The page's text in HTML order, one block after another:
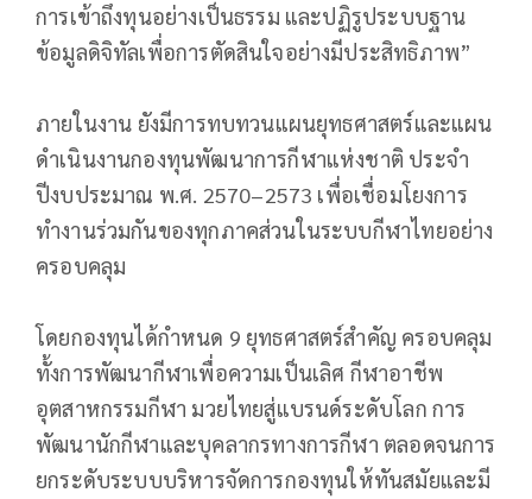
การเข้าถึงทุนอย่างเป็นธรรม และปฏิรูประบบฐาน
ข้อมูลดิจิทัลเพื่อการตัดสินใจอย่างมีประสิทธิภาพ”
ภายในงาน ยังมีการทบทวนแผนยุทธศาสตร์และแผน
ดำเนินงานกองทุนพัฒนาการกีฬาแห่งชาติ ประจำ
ปีงบประมาณ พ.ศ. 2570–2573 เพื่อเชื่อมโยงการ
ทำงานร่วมกันของทุกภาคส่วนในระบบกีฬาไทยอย่าง
ครอบคลุม
โดยกองทุนได้กำหนด 9 ยุทธศาสตร์สำคัญ ครอบคลุม
ทั้งการพัฒนากีฬาเพื่อความเป็นเลิศ กีฬาอาชีพ
อุตสาหกรรมกีฬา มวยไทยสู่แบรนด์ระดับโลก การ
พัฒนานักกีฬาและบุคลากรทางการกีฬา ตลอดจนการ
ยกระดับระบบบริหารจัดการกองทุนให้ทันสมัยและมี